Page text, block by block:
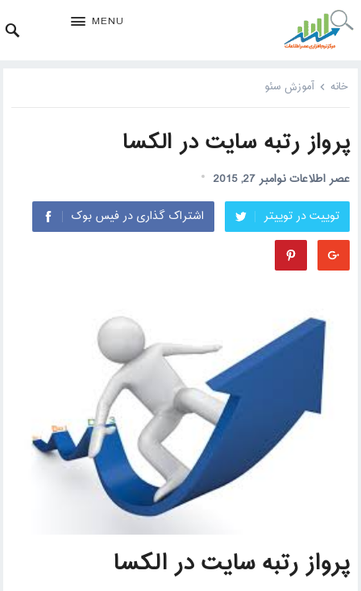
MENU
خانه آموزش سئو
پرواز رتبه سایت در الکسا
عصر اطلاعاتنوامبر 27, 2015
توییت در توییتر
اشتراک گذاری در فیس بوک
پرواز رتبه سایت در الکسا